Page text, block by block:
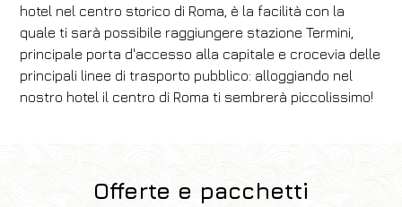
hotel nel centro storico di Roma, è la facilità con la
quale ti sarà possibile raggiungere stazione Termini,
principale porta d'accesso alla capitale e crocevia delle
principali linee di trasporto pubblico: alloggiando nel
nostro hotel il centro di Roma ti sembrerà piccolissimo!
Offerte e pacchetti